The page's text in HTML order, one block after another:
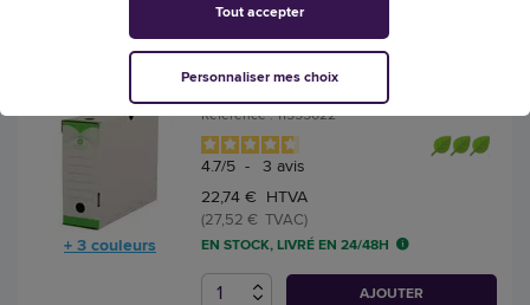
+ 3 couleurs
10 Boites à archives - Dos 10
cm - Vert - FIDUCIAL
Référence : 11555022
4.7/5 - 3 avis
22,74 € HTVA
(27,52 € TVAC)
EN STOCK, LIVRÉ EN 24/48H
AJOUTER
Personnaliser mes choix
Tout accepter